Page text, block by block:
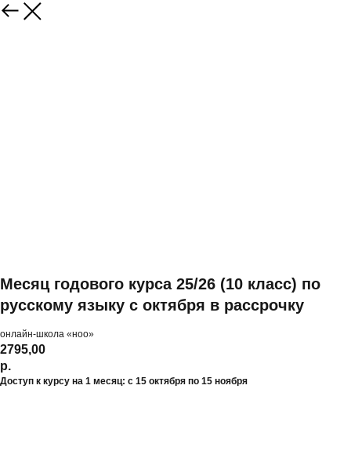
Месяц годового курса 25/26 (10 класс) по
русскому языку с октября в рассрочку
онлайн-школа «ноо»
2795,00
р.
Доступ к курсу на 1 месяц: с 15 октября по 15 ноября